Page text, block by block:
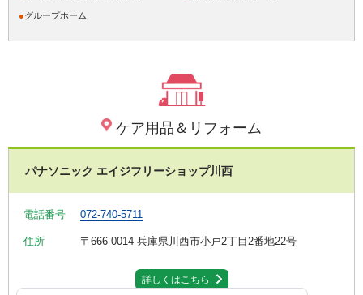
●グループホーム
ケア用品＆リフォーム
パナソニック エイジフリーショップ川西
電話番号 072-740-5711
住所 〒666-0014 兵庫県川西市小戸2丁目2番地22号
詳しくはこちら